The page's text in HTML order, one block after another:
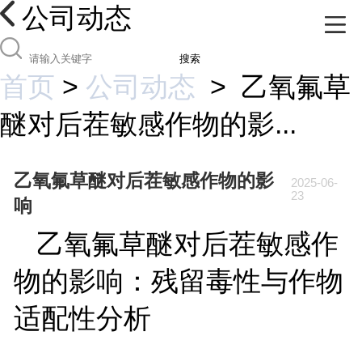
公司动态
搜索
首页 > 公司动态 > 乙氧氟草
醚对后茬敏感作物的影...
乙氧氟草醚对后茬敏感作物的影
响
2025-06-
23
乙氧氟草醚对后茬敏感作
物的影响：残留毒性与作物
适配性分析